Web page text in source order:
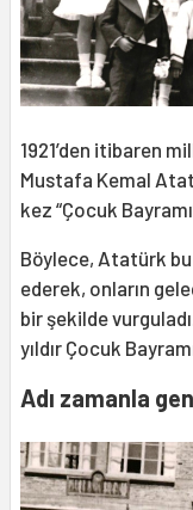
1921’den itibaren
Mustafa Kemal
kez “Çocuk
Böylece, Atatürk
ederek, onların
bir şekilde
yıldır Çocuk
Adı zamanla